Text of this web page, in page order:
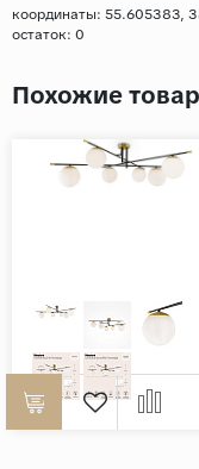
координаты: 55.605383,
остаток: 0
Похожие